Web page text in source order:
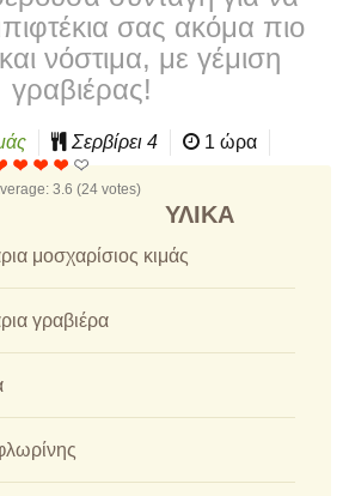
σας ακόμα πιο
νόστιμα, με γέμιση
γραβιέρας!
Σερβίρει 4
1 ώρα
3.6 (24 votes)
ΥΛΙΚΆ
μοσχαρίσιος κιμάς
γραβιέρα